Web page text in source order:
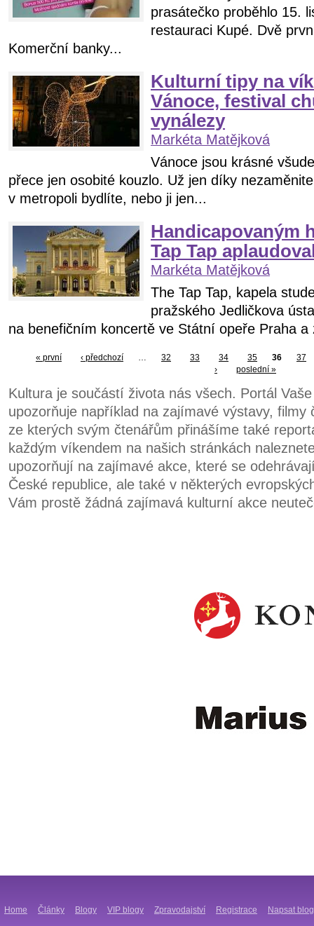
prasátečko proběhlo 15.
restauraci Kupé. Dvě
Komerční banky...
Kulturní tipy na
Vánoce, festival
vynálezy
Markéta Matějková
Vánoce jsou krásné
přece jen osobité kouzlo. Už jen díky
v metropoli bydlíte, nebo ji jen...
Handicapovaným
Tap Tap
Markéta Matějková
The Tap Tap, kapela
pražského Jedličkova
na benefičním koncertě ve Státní opeře Praha a
« první ‹ předchozí … 32 33 34 35 36
37
›
poslední »
Kultura je součástí života nás všech. Portál
upozorňuje například na zajímavé výstavy, filmy
ze kterých svým čtenářům přinášíme také
každým víkendem na našich stránkách
upozorňují na zajímavé akce, které se
České republice, ale také v některých
Vám prostě žádná zajímavá kulturní akce
Home Články Blogy VIP blogy Zpravodajství Registrace Napsat blog